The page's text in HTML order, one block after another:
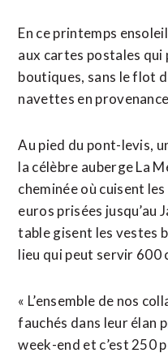
En ce printemps
aux cartes postales
boutiques, sans le flot
navettes en
Au pied du pont-levis,
la célèbre auberge La
cheminée où cuisent
euros prisées jusqu’au
table gisent les vestes
lieu qui peut servir 600
« L’ensemble de nos
fauchés dans leur élan
week-end et c’est 250